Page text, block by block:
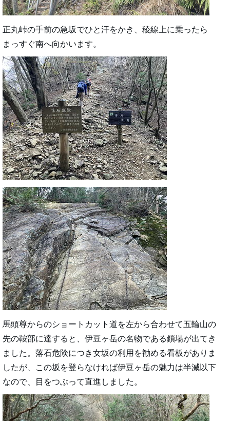
正丸峠の手前の急坂でひと汗をかき、稜線上に乗ったら
まっすぐ南へ向かいます。
馬頭尊からのショートカット道を左から合わせて五輪山の
先の鞍部に達すると、伊豆ヶ岳の名物である鎖場が出てき
ました。落石危険につき女坂の利用を勧める看板がありま
したが、この坂を登らなければ伊豆ヶ岳の魅力は半減以下
なので、目をつぶって直進しました。